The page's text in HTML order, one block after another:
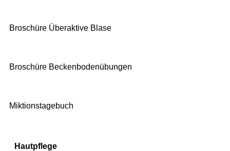
Broschüre Überaktive Blase
Broschüre Beckenbodenübungen
Miktionstagebuch
Hautpflege